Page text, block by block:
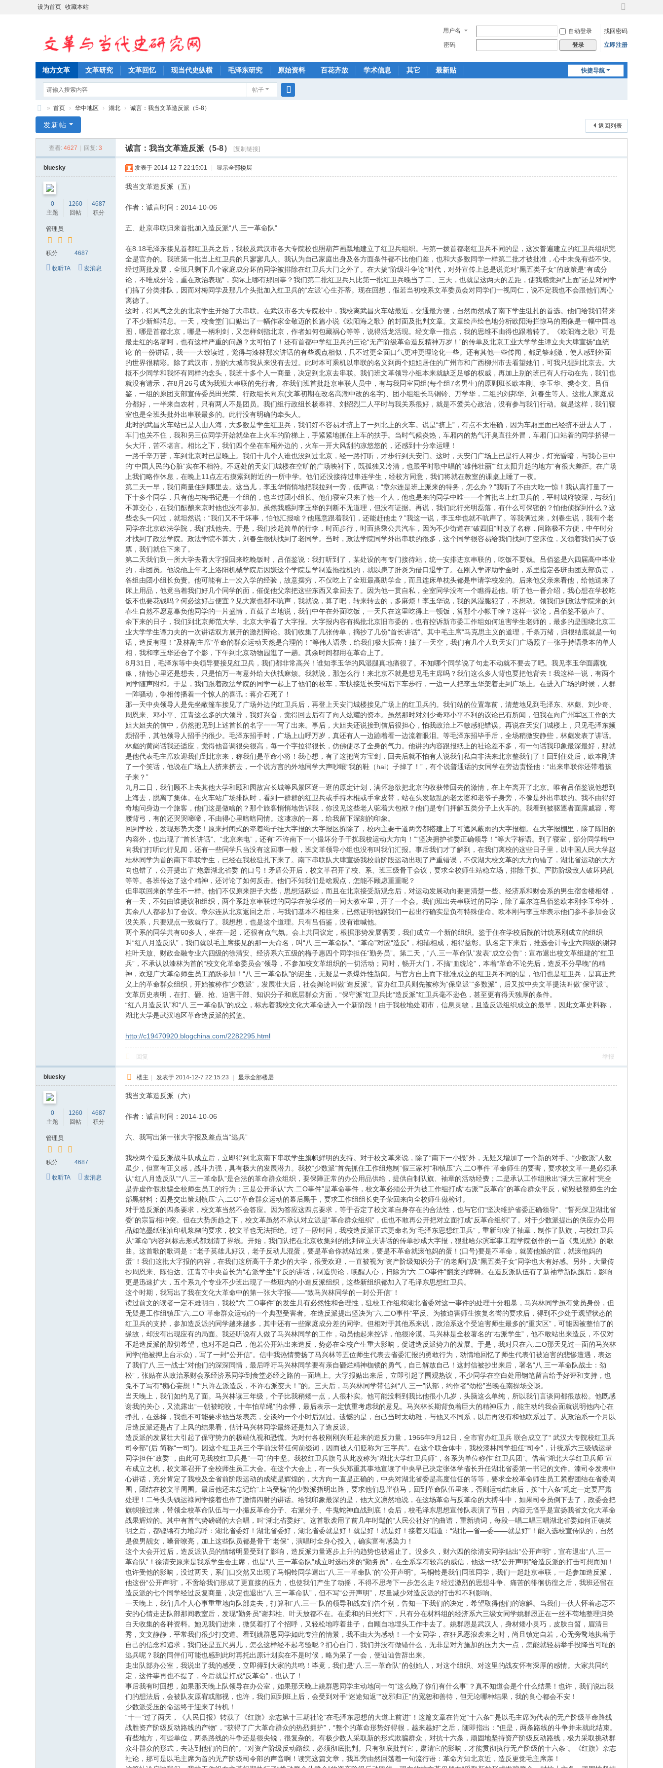
设为首页 收藏本站
切
到
宽
用户名 自动登录
找回密码
密码
登录 立即注册
快捷导航
地方文革 文革研究 文革回忆 现当代史纵横 毛泽东研究 原始资料 百花齐放 学术信息 其它 最新贴
帖子
革
» 首页 › 华中地区 › 湖北 › 诚言：我当文革造反派（5-8）
返回列表
发新帖
查看: 4627 回复: 3 诚言：我当文革造反派（5-8） [复制链接]
bluesky
0
主题
1260
回帖
4687
积分
管理员
积分 4687
收听TA 发消息
发表于 2014-12-7 22:15:01 显示全部楼层
我当文革造反派（五）
作者：诚言时间：2014-10-06
五、赴京串联归来首批加入造反派“八.三一革命队”
在8.18毛泽东接见首都红卫兵之后，我校及武汉市各大专院校也照葫芦画瓢地建立了红卫兵组织。与第一拨首都老红卫兵不同的是，这次普遍建立的红卫兵组织完
全是官办的。我班第一批当上红卫兵的只寥寥几人。我认为自己家庭出身及各方面条件都不比他们差，也和大多数同学一样第二批才被批准，心中未免有些不快。
经过两批发展，全班只剩下几个家庭成分坏的同学被排除在红卫兵大门之外了。在大搞“阶级斗争论”时代，对外宣传上总是说党对“黑五类子女”的政策是“有成分
论，不唯成分论，重在政治表现”，实际上哪有那回事？我们第二批红卫兵只比第一批红卫兵晚当了二、三天，也就是这两天的差距，使我感觉到“上面”还是对同学
们搞了分类排队，因而对梅同学及那几个头批加入红卫兵的“左派”心生芥蒂。现在回想，假若当初校系文革委员会对同学们一视同仁，说不定我也不会跟他们离心
离德了。
这时，得风气之先的北京学生开始了大串联。在武汉市各大专院校中，我校离武昌火车站最近，交通最方便，自然而然成了南下学生驻扎的首选。他们给我们带来
了不少新鲜消息。一天，校食堂门口贴出了一幅作家金敬迈的长篇小说《欧阳海之歌》的封面及批判文章。文章绘声绘色地分析欧阳海拦惊马的图像是一幅中国地
图，哪是首都北京，哪是一柄利剑，又怎样剑指北京，作者如何包藏祸心等等，说得活龙活现。经文章一指点，我的思维不由得也跟着转了。《欧阳海之歌》可是
最走红的名著呵，也有这样严重的问题？太可怕了！还有首都中学红卫兵的三论“无产阶级革命造反精神万岁！”的传单及北京工业大学学生谭立夫大肆宣扬“血统
论”的一份讲话，我一一大致读过，觉得与漆林那次讲话的有些观点相似，只不过更全面口气更冲更理论化一些。还有其他一些传闻，都足够刺激，使人感到外面
的世界很精彩。除了武汉市，别的大城市我从来没有去过。此时本可乘机以串联的名义到两个姐姐居住的广州市和广西柳州市去看望她们，可我只想到北京去。大
概不少同学和我怀有同样的念头，我班十多个人一商量，决定到北京去串联。我们班文革领导小组本来就缺乏足够的权威，再加上别的班已有人行动在先，我们也
就没有请示，在8月26号成为我班大串联的先行者。在我们班首批赴京串联人员中，有与我同室同组(每个组7名男生)的原副班长欧本刚、李玉华、樊令文、吕佰
鉴，一组的原团支部宣传委员田光荣、行政组长向东(文革初期在改名高潮中改的名字)、团小组组长马铜铃、万学华，二组的刘邦华、刘春生等人。这批人家庭成
分都好，一半来自农村，只有两人不是团员。我们组行政组长杨奉祥、刘绍烈二人平时与我关系很好，就是不爱关心政治，没有参与我们行动。就是这样，我们寝
室也是全班头批外出串联最多的。此行没有明确的牵头人。
此时的武昌火车站已是人山人海，大多数是学生红卫兵，我们好不容易才挤上了一列北上的火车。说是“挤上”，有点不太准确，因为车厢里面已经挤不进去人了，
车门也关不住，我和另三位同学开始就坐在上火车的阶梯上，手紧紧地抓住上车的扶手。当时气候炎热，车厢内的热气汗臭直往外冒，车厢门口站着的同学挤得一
头大汗，苦不堪言。相比之下，我们四个坐在车厢外边的，火车一开大风刮的凉悠悠的，还感到十分幸运哩！
一路千辛万苦，车到北京时已是晚上。我们十几个人谁也没到过北京，经一路打听，才步行到天安门。这时，天安门广场上已是行人稀少，灯光昏暗，与我心目中
的“中国人民的心脏”实在不相符。不远处的天安门城楼在空旷的广场映衬下，既孤独又冷清，也跟平时歌中唱的“雄伟壮丽”“红太阳升起的地方”有很大差距。在广场
上我们略作休息，在晚上11点左右摸索到附近的一所中学。他们还没接待过串连学生，经校方同意，我们将就在教室的课桌上睡了一夜。
第二天一早，我们商量住到哪里去。这当儿，李玉华悄悄地把我拉到一旁，低声说：“章尔连是班上派来的特务，怎么办？”我听了不由大吃一惊！我认真打量了一
下十多个同学，只有他与梅书记是一个组的，也当过团小组长。他们寝室只来了他一个人，他也是来的同学中唯一一个首批当上红卫兵的，平时城府较深，与我们
不算交心，在我们酝酿来京时他也没有参加。虽然我感到李玉华的判断不无道理，但没有证据。再说，我们此行光明磊落，有什么可保密的？怕他侦探到什么？这
些念头一闪过，就坦然说：“我们又不干坏事，怕他汇报啥？他愿意跟着我们，还能赶他走？”我这一说，李玉华也就不吭声了。等我俩过来，刘春生说，我有个老
同学在北京政法学院，我们找他去。于是，我们拎起简单的行李，时而步行，时而搭乘公共汽车，因为不少街道在“破四旧”时改了名称，问路极不方便，中午时分
才找到了政法学院。政法学院不算大，刘春生很快找到了老同学。当时，政法学院同学外出串联的很多，这个同学很容易给我们找到了空床位，又领着我们买了饭
票，我们就住下来了。
第二天我们到一所大学去看大字报回来吃晚饭时，吕佰鉴说：我打听到了，某处设的有专门接待站，统一安排进京串联的，吃饭不要钱。吕佰鉴是六四届高中毕业
的，非团员。他说他上年考上洛阳机械学院后因嫌这个学院是学制造拖拉机的，就以患了肝炎为借口退学了。在刚入学评助学金时，系里指定各班由团支部负责，
各组由团小组长负责。他可能有上一次入学的经验，故意摆穷，不仅吃上了全班最高助学金，而且连床单枕头都是申请学校发的。后来他父亲来看他，给他送来了
床上用品，他竟当着我们好几个同学的面，催促他父亲把这些东西又拿回去了。因为他一贯自私，全室同学没有一个瞧得起他。听了他一番介绍，我心想在学校吃
饭不也要花钱吗？何必这好占便宜？见大家也都不吭声，我就说，算了吧，转来转去的，多麻烦！李玉华说，我的风湿腿犯了，不想动。领我们到政法学院来的刘
春生自然不愿意辜负他同学的一片盛情，直截了当地说，我们中午在外面吃饭，一天只在这里吃得上一顿饭，算那个小帐干啥？这样一议论，吕佰鉴不做声了。
余下来的日子，我们到北京师范大学、北京大学看了大字报。大字报内容有揭批北京旧市委的，也有控诉新市委工作组如何迫害学生老师的，最多的是围绕北京工
业大学学生谭力夫的一次讲话双方展开的激烈辩论。我们收集了几张传单，摘抄了几份“首长讲话”。其中毛主席“马克思主义的道理，千条万绪，归根结底就是一句
话，造反有理！”及林副主席“革命的群众运动天然是合理的！”等伟人语录，给我们极大振奋！抽了一天空，我们有几个人到天安门广场照了一张手持语录本的单人
相，我和李玉华还合了个影，下午到北京动物园逛了一趟。其余时间都用在革命上了。
8月31日，毛泽东等中央领导要接见红卫兵，我们都非常高兴！谁知李玉华的风湿腿真地痛很了。不知哪个同学说了句走不动就不要去了吧。我见李玉华面露犹
豫，猜他心里还是想去，只是怕万一有意外给大伙找麻烦。我就说，那怎么行！来北京不就是想见毛主席吗？我们这么多人背也要把他背去！我这样一说，有两个
同学随声附和。于是，我们跟着政法学院的同学一起上了他们的校车，车快接近长安街后下车步行，一边一人把李玉华架着走到广场上。在进入广场的时候，人群
一阵骚动，争相传播着一个惊人的喜讯：蒋介石死了！
那一天中央领导人是先坐敞篷车接见了广场外边的红卫兵后，再登上天安门城楼接见广场上的红卫兵的。我们站的位置靠前，清楚地见到毛泽东、林彪、刘少奇、
周恩来、邓小平、江青这么多的大领导，我好兴奋，觉得回去后有了向人炫耀的资本。虽然那时对刘少奇邓小平不利的议论已有所闻，但我在向广州军区工作的大
姐大姐夫的信中，仍然把见到上述首长的名字一一写了出来。事后，大姐夫还说接到信后很担心，怕我政治上不敏感犯错误。再说在天安门城楼上，只见毛泽东频
频招手，其他领导人招手的很少。毛泽东招手时，广场上山呼万岁，真还有人一边蹦着看一边流着眼泪。等毛泽东招毕手后，全场稍微安静些，林彪发表了讲话。
林彪的黄岗话我还适应，觉得他音调很尖很高，每一个字拉得很长，仿佛使尽了全身的气力。他讲的内容跟报纸上的社论差不多，有一句话我印象最深最好，那就
是他代表毛主席欢迎我们到北京来，称我们是革命小将！我心想，有了这把尚方宝剑，回去后就不怕有人说我们私自非法来北京整我们了！回到住处后，欧本刚讲
了一个笑话，他说在广场上人挤来挤去，一个说方言的外地同学大声吵嚷“我的鞋（hai）子掉了！”，有个说普通话的女同学在旁边责怪他：“出来串联你还带着孩
子来？”
九月二日，我们顾不上去其他大学和颐和园故宫长城等风景区逛一逛的原定计划，满怀急欲把北京的收获带回去的激情，在上午离开了北京。唯有吕佰鉴说他想到
上海去，脱离了集体。在火车站广场排队时，看到一群群的红卫兵或手持木棍或手拿皮带，站在头发散乱的老太婆和老爷子身旁，不像是外出串联的。我不由得好
奇地问身边一个旅客，他们这是做啥的？那个旅客悄悄地告诉我，你没见这些老人驼着大包袱？他们是专门押解五类分子上火车的。我看到被驱逐者面露戚容，弯
腰背弓，有的还哭哭啼啼，不由得心里暗暗同情。这凄凉的一幕，给我留下深刻的印象。
回到学校，发现形势大变！原来封闭式的牵着绳子挂大字报的大字报区拆除了，校内主要干道两旁都搭建上了可遮风蔽雨的大字报棚。在大字报棚里，除了陈旧的
内容外，也出现了“首长讲话”、“北京来电”，还有“不许南下一小撮坏分子干扰我校运动大方向！”“坚决拥护省委正确领导！”等大字标语。到了寝室，部分同学暗中
向我们打听此行见闻，还有一些同学只当没有这回事一般，班文革领导小组也没有叫我们汇报。事后我们才了解到，在我们离校的这些日子里，以中国人民大学赵
桂林同学为首的南下串联学生，已经在我校驻扎下来了。南下串联队大肆宣扬我校前阶段运动出现了严重错误，不仅湖大校文革的大方向错了，湖北省运动的大方
向也错了，公开提出了“炮轰湖北省委”的口号！矛盾公开后，校文革召开了校、系、班三级骨干会议，要求全校师生站稳立场，排除干扰、严防阶级敌人破坏捣乱
等等。各班传达了这个精神，还讨论了如何反击。他们不知我们是啥观点，怎能不顾虑重重呢？
但串联回来的学生不一样。他们不仅原来胆子大些，思想活跃些，而且在北京接受新观念后，对运动发展动向要更清楚一些。经济系和财会系的男生宿舍楼相邻，
有一天，不知由谁提议和组织，两个系赴京串联过的同学在教学楼的一间大教室里，开了一个会。我们班出去串联过的同学，除了章尔连吕佰鉴欧本刚李玉华外，
其余八人都参加了会议。章尔连从北京返回之后，与我们基本不相往来，已然证明他跟我们一起出行确实是负有特殊使命。欧本刚与李玉华表示他们参不参加会议
没关系，只要观点一致就行了。我想想，也是这个道理。只有吕佰鉴，没有谁喊他。
两个系的同学共有60多人，坐在一起，还很有点气氛。会上共同议定，根据形势发展需要，我们成立一个新的组织。鉴于住在学校后院的计统系刚成立的组织
叫“红八月造反队”，我们就以毛主席接见的那一天命名，叫“八.三一革命队”。“革命”对应“造反”，相辅相成，相得益彰。队名定下来后，推选会计专业六四级的谢邦
柱叶天放、财政金融专业六四级的徐清安、经济系六五级的梅子惠四个同学担任“勤务员”。第二天，“八.三一革命队”发表“成立公告”：宣布退出校文革组建的“红卫
兵”，不承认以漆林为首的“校文化革命委员会”领导，不参加校文革组织的一切活动；同时，畅开大门，不搞“血统论”，本着“革命不论先后，造反不分早晚”的精
神，欢迎广大革命师生员工踊跃参加！“八.三一革命队”的诞生，无疑是一条爆炸性新闻。与官方自上而下批准成立的红卫兵不同的是，他们也是红卫兵，是真正意
义上的革命群众组织，开始被称作“少数派”，发展壮大后，社会舆论叫做“造反派”。官办红卫兵则先被称为“保皇派”“多数派”，后又按中央文革提法叫做“保守派”。
文革历史表明，在打、砸、抢、迫害干部、知识分子和底层群众方面，“保守派”红卫兵比“造反派”红卫兵毫不逊色，甚至更有得天独厚的条件。
“红八月造反队”和“八.三一革命队”的成立，标志着我校文化大革命进入一个新阶段！由于我校地处闹市，信息灵敏，且造反派组织成立的最早，因此文革史料称，
湖北大学是武汉地区革命造反派的摇篮。
http://c19470920.blogchina.com/2282295.html
回复 举报
bluesky
0
主题
1260
回帖
4687
积分
管理员
积分 4687
收听TA 发消息
楼主 | 发表于 2014-12-7 22:15:23 | 显示全部楼层
我当文革造反派（六）
作者：诚言时间：2014-10-06
六、我写出第一张大字报及差点当“逃兵”
我校两个造反派战斗队成立后，立即得到北京南下串联学生旗帜鲜明的支持。对于校文革来说，除了“南下一小撮”外，无疑又增加了一个新的对手。“少数派”人数
虽少，但富有正义感，战斗力强，具有极大的发展潜力。我校“少数派”首先抓住工作组炮制“假三家村”和镇压“六.二O事件”革命师生的要害，要求校文革一是必须承
认“红八月造反队”“八.三一革命队”是合法的革命群众组织，要保障正常的办公用品供给，提供自制队旗、袖章的活动经费；二是承认工作组揪出“湖大三家村”完全
是弄虚作假欺骗全校师生员工的行为；三是公开承认“六.二O事件”是革命事件，校文革必须公开为被工作组打成“右派”“反革命”的革命群众平反，销毁被整师生的全
部黑材料；四是交出策划镇压“六.二O”革命群众运动的幕后黑手，要求工作组组长史子荣回来向全校师生做检讨。
对于造反派的四条要求，校文革当然不会答应。因为答应这四点要求，等于否定了校文革自身存在的合法性，也与它们“坚决维护省委正确领导”、“誓死保卫湖北省
委”的宗旨相冲突。但在大势所趋之下，校文革虽然不承认对立派是“革命群众组织”，但也不敢再公开把对立面打成“反革命组织”了。对于少数派提出的供应办公用
品如笔墨纸张油印机浆糊的要求，校文革也无法拒绝。过了一段时间，我校造反派正式更命名为“毛泽东思想红卫兵”，重新印发了袖章，制作了队旗，与校红卫兵
从“革命”内容到标志形式都划清了界线。开始，我们队把在北京收集到的批判谭立夫讲话的传单抄成大字报，狠批哈尔滨军事工程学院创作的一首《鬼见愁》的歌
曲。这首歌的歌词是：“老子英雄儿好汉，老子反动儿混蛋，要是革命你就站过来，要是不革命就滚他妈的蛋！(口号)要是不革命，就罢他娘的官，就滚他妈的
蛋”！我们这批大字报的内容，在我们这所高干子弟少的大学，很受欢迎，一直被视为“资产阶级知识分子”的老师们及“黑五类子女”同学也大有好感。另外，大量传
抄周恩来、陈伯达、江青等中央首长为“右派学生”平反的讲话，制造舆论，唤醒人心，扫除为“六.二O事件”翻案的障碍。在造反派队伍有了新袖章新队旗后，影响
更是迅速扩大，五个系九个专业不少班出现了一些班内的小造反派组织，这些新组织都加入了毛泽东思想红卫兵。
这个时期，我写出了我在文化大革命中的第一张大字报——“致马兴林同学的一封公开信”！
读过前文的读者一定不难明白，我校“六.二O事件”的发生具有必然性和合理性，驻校工作组和湖北省委对这一事件的处理十分粗暴，马兴林同学虽有党员身份，但
无疑是工作组镇压“六.二O”革命群众运动的一个典型受害者。在造反派提出坚决为“六.二O事件”平反、为被迫害师生恢复名誉的要求后，得到不少处于观望状态的
红卫兵的支持，参加造反派的同学越来越多，其中还有一些家庭成分差的同学。但相对于其他系来说，政治系这个受迫害师生最多的“重灾区”，可能因被整怕了的
缘故，却没有出现应有的局面。我还听说有人做了马兴林同学的工作，动员他起来控诉，他很冷漠。马兴林是全校著名的“右派学生”，他不敢站出来造反，不仅对
不起造反派的殷切希望，也对不起自己，他若公开站出来造反，势必在全校产生重大影响，促进造反派势力的发展。于是，我对只在六.二O那天见过一面的马兴林
同学(他被押上台示众)，写了一封“公开信”。信中我热情赞扬了马兴林等五位师生代表去省委汇报的勇敢行为，动情地回忆了师生代表们被迫害的悲惨遭遇，表达
了我们“八.三一战士”对他们的深深同情，最后呼吁马兴林同学要有亲自砸烂精神枷锁的勇气，自己解放自己！这封信被抄出来后，署名“八.三一革命队战士：劲
松”，张贴在从政治系财会系经济系同学到食堂必经之路的一面墙上。大字报贴出来后，立即引起了围观热议，不少同学在空白处用钢笔留言给予好评和支持，也
免不了写有“痴心妄想！”“只许左派造反，不许右派变天！”的。三天后，马兴林同学带信到“八.三一”队部，约作者“劲松”当晚在南操场交谈。
当天晚上，我们如约见了面。马兴林读三年级，个子比我稍矮一点，人很朴实。他可能没料到我比他很小几岁，头脑这么单纯，所以我们言谈间都很放松。他既感
谢我的关心，又流露出“一朝被蛇咬，十年怕草绳”的余悸，最后表示一定慎重考虑我的意见。马兴林长期背负着巨大的精神压力，能主动约我会面就说明他内心在
挣扎，在选择，我也不可能要求他当场表态，交谈约一个小时后别过。遗憾的是，自己当时太幼稚，与他又不同系，以后再没有和他联系过了。从政治系一个月以
后造反派还是占了上风的结果看，估计马兴林同学最终还是加入了造反派。
造反派的发展壮大引起了保守势力的极端仇视和恐慌。为对付各校刚刚兴旺起来的造反力量，1966年9月12日，全市官办红卫兵 联合成立了“ 武汉大专院校红卫兵
司令部”(后 简称“一司”)。因这个红卫兵三个字前没带任何前缀词，因而被人们贬称为“三字兵”。在这个联合体中，我校漆林同学担任“司令”，计统系六三级钱运录
同学担任“政委”，由此可见我校红卫兵是“一司”的中坚。我校红卫兵旗号从此改称为“湖北大学红卫兵师”，各系为单位称作“红卫兵团”。借着“湖北大学红卫兵师”宣
布成立之机，校文革召开了全校师生员工大会。在这个大会上，有一头头郑重其事地宣读了中央早已决定张体学省长升任湖北省委第一书记的文件。漆司令发表中
心讲话，充分肯定了我校及全省前阶段运动的成绩是辉煌的，大方向一直是正确的，中央对湖北省委是高度信任的等等，要求全校革命师生员工紧密团结在省委周
围，团结在校文革周围。最后他还未忘记给“上当受骗”的少数派指明出路，要求他们悬崖勒马，回到革命队伍里来，否则运动结束后，按“十六条”规定一定要严肃
处理！二号头头钱运祿同学接着也作了激情四射的讲话。给我印象最深的是，他大义凛然地说，在这场革命与反革命的大搏斗中，如果司令员倒下去了，政委会把
旗帜接过来，带领全校革命队伍与一小撮反革命分子、右派分子、牛鬼蛇神血战到底！会后，校毛泽东思想宣传队表演了节目，内容无怪乎是宣扬我省文化大革命
战果辉煌的。其中有首气势磅礴的大合唱，叫“湖北省委好”。这首歌袭用了前几年时髦的“人民公社好”的曲谱，重新填词，每段一唱二唱三唱湖北省委如何正确英
明之后，都铿锵有力地高呼：湖北省委好！湖北省委好，湖北省委就是好！就是好！就是好！接着又唱道：“湖北—省—委——就是好”！能入选校宣传队的，自然
是俊男靓女，嗓音嘹亮，加上这些队员都是骨干“老保”，演唱时全身心投入，确实富有感染力！
这个大会开过后，造反派队员的情绪明显受到了影响，造反派力量逐步上升的趋势也被遏止了。没多久，财六四的徐清安同学贴出“公开声明”，宣布退出“八.三一
革命队”！徐清安原来是我系学生会主席，也是“八.三一革命队”成立时选出来的“勤务员”，在全系享有较高的威信，他这一纸“公开声明”给造反派的打击可想而知！
也许受他的影响，没过两天，系门口突然又出现了马铜铃同学退出“八.三一革命队”的“公开声明”。马铜铃是我们同班同学，我们一起赴京串联，一起参加造反派，
他这份“公开声明”，不啻给我们形成了更直接的压力，也使我们产生了动摇，不得不思考下一步怎么走？经过激烈的思想斗争、痛苦的徘徊彷徨之后，我班还留在
造反派的七个同学经过反复商量，决定也退出“八.三一革命队”，但不写“公开声明”，尽量减少对造反派的打击和不利影响。
一天晚上，我们几个人心事重重地向队部走去，打算和“八.三一”队的领导和战友们告个别，告知一下我们的决定，希望取得他们的谅解。当我们一伙人怀着忐忑不
安的心情走进队部那间教室后，发现“勤务员”谢邦柱、叶天放都不在。在柔和的日光灯下，只有分在材料组的经济系六三级女同学姚群恩正在一丝不苟地整理归类
白天收集的各种资料。她见我们进来，微笑着打了个招呼，又轻松地哼着曲子，自顾自地埋头工作中去了。姚群恩是武汉人，身材矮小灵巧，皮肤白晳，眉清目
秀，文文静静，平常我们很少打交道。看到姚群恩同学如此专注的情景，我不由大为感动！一个女同学，在狂风恶浪袭来之时，尚且镇定自若，心无旁鹜地执着于
自己的信念和追求，我们还是五尺男儿，怎么这样经不起考验呢？扪心自门，我们并没有做错什么，无非是对方施加的压力大一点，怎能就轻易举手投降当可耻的
逃兵呢？我的同伴们可能也感到此时再托出原计划实在不是时候，略为呆了一会，便讪讪告辞出来。
走出队部办公室，我说出了我的感受，立即得到大家的共鸣！毕竟，我们是“八.三一革命队”的创始人，对这个组织、对这里的战友怀有深厚的感情。大家共同约
定，这件事再也不提了，今后就是打成“反革命”，也认了！
事后我有时回想，如果那天晚上队领导在办公室，如果那天晚上姚群恩同学主动地问一句“这么晚了你们有什么事”？真不知道会是个什么结果！也许，我们说出我
们的想法后，会被队友原宥或鄙视，也许，我们回到班上后，会受到对手“迷途知返”“改邪归正”的宽恕和善待，但无论哪种结果，我的良心都会不安！
少数派受压的命运终于迎来了转机！
“十一”过了两天，《人民日报》转载了《红旗》杂志第十三期社论“在毛泽东思想的大道上前进”！这篇文章在肯定“十六条”“是以毛主席为代表的无产阶级革命路线
战胜资产阶级反动路线的产物”，“获得了广大革命群众的热烈拥护”，“整个的革命形势好得很，越来越好”之后，随即指出：“但是，两条路线的斗争并未就此结束。
有些地方，有些单位，两条路线的斗争还是很尖锐，很复杂的。有极少数人采取新的形式欺骗群众，对抗十六条，顽固地坚持资产阶级反动路线，极力采取挑动群
众斗群众的形式，去达到他们的目的”。“对资产阶级反动路线，必须彻底批判。只有彻底批判它，肃清它的影响，才能贯彻执行无产阶级的十六条”。《红旗》杂志
社论，那可是以毛主席为首的无产阶级司令部的声音啊！读完这篇文章，我耳旁由然回荡着一句流行语：革命方知北京近，造反更觉毛主席亲！